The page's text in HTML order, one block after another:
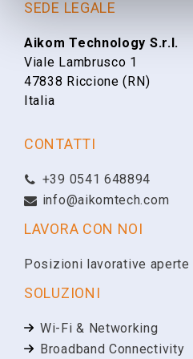
hAP
Cognome
SEDE LEGALE
Aikom Technology S.r.l.
Viale Lambrusco 1
47838 Riccione (RN)
Italia
CONTATTI
+39 0541 648894
info@aikomtech.com
LAVORA CON NOI
Posizioni lavorative aperte
SOLUZIONI
Wi-Fi & Networking
Broadband Connectivity